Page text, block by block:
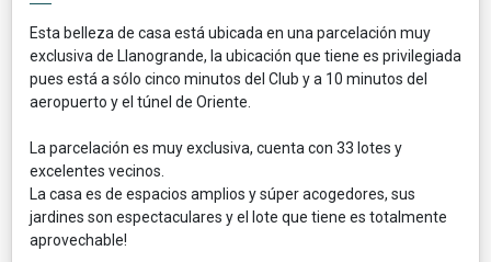
Esta belleza de casa está ubicada en una parcelación muy
exclusiva de Llanogrande, la ubicación que tiene es privilegiada
pues está a sólo cinco minutos del Club y a 10 minutos del
aeropuerto y el túnel de Oriente.
La parcelación es muy exclusiva, cuenta con 33 lotes y
excelentes vecinos.
La casa es de espacios amplios y súper acogedores, sus
jardines son espectaculares y el lote que tiene es totalmente
aprovechable!